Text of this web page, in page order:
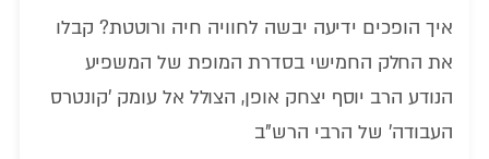
איך הופכים ידיעה יבשה לחוויה חיה ורוטטת? קבלו
את החלק החמישי בסדרת המופת של המשפיע
הנודע הרב יוסף יצחק אופן, הצולל אל עומק 'קונטרס
העבודה' של הרבי הרש"ב